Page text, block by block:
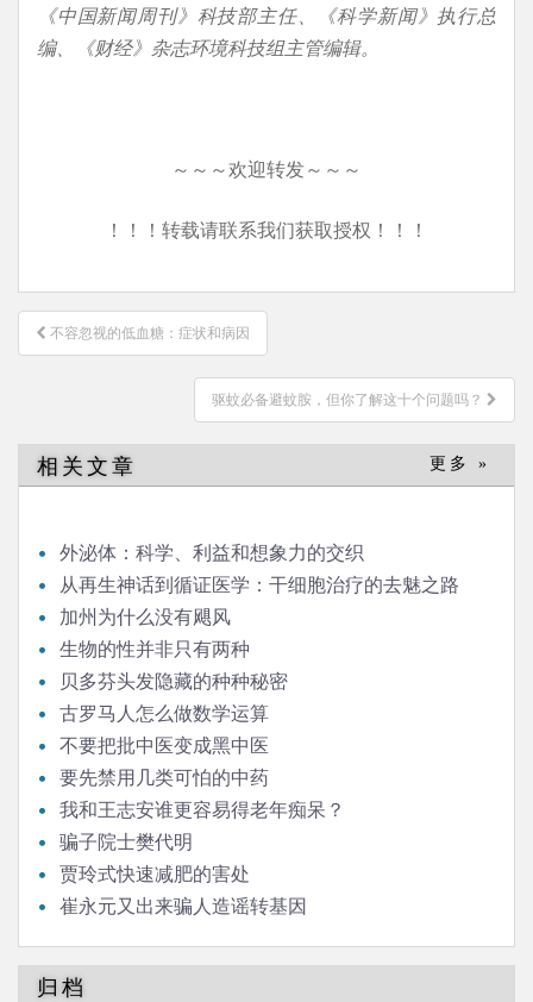
《中国新闻周刊》科技部主任、《科学新闻》执行总
编、《财经》杂志环境科技组主管编辑。
～～～欢迎转发～～～
！！！转载请联系我们获取授权！！！
文
章
不容忽视的低血糖：症状和病因
驱蚊必备避蚊胺，但你了解这十个问题吗？
相关文章 更多 »
外泌体：科学、利益和想象力的交织
从再生神话到循证医学：干细胞治疗的去魅之路
加州为什么没有飓风
生物的性并非只有两种
贝多芬头发隐藏的种种秘密
古罗马人怎么做数学运算
不要把批中医变成黑中医
要先禁用几类可怕的中药
我和王志安谁更容易得老年痴呆？
骗子院士樊代明
贾玲式快速减肥的害处
崔永元又出来骗人造谣转基因
归档